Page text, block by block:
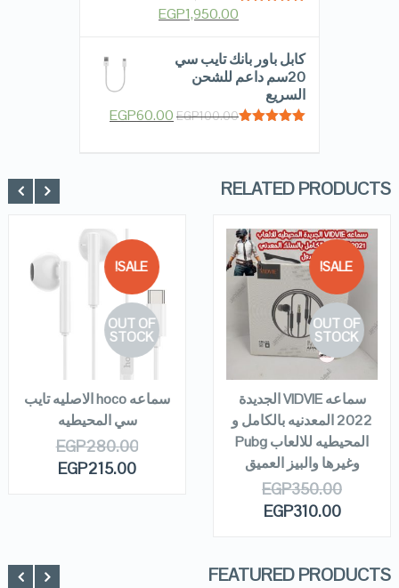
EGP1,950.00
كابل باور بانك تايب سي
20سم داعم للشحن
السريع
EGP100.00
EGP60.00
RELATED PRODUCTS
SALE!
OUT OF
STOCK
QUICK LOOK
VIEW DETAILS
READ MORE
سماعه VIDVIE الجديدة
2022 المعدنيه بالكامل و
المحيطيه للالعاب Pubg
وغيرها والبيز العميق
EGP350.00
EGP310.00
SALE!
OUT OF
STOCK
QUICK LOOK
VIEW DETAILS
سماعه hoco الاصليه تايب
سي المحيطيه
EGP280.00
EGP215.00
FEATURED PRODUCTS